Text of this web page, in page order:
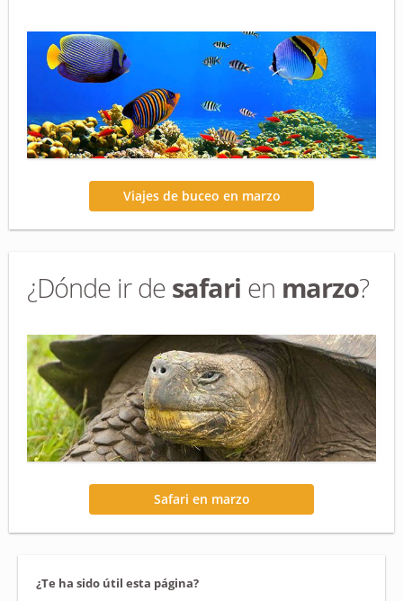
Viajes de buceo en marzo
¿Dónde ir de safari en marzo?
Safari en marzo
¿Te ha sido útil esta página?